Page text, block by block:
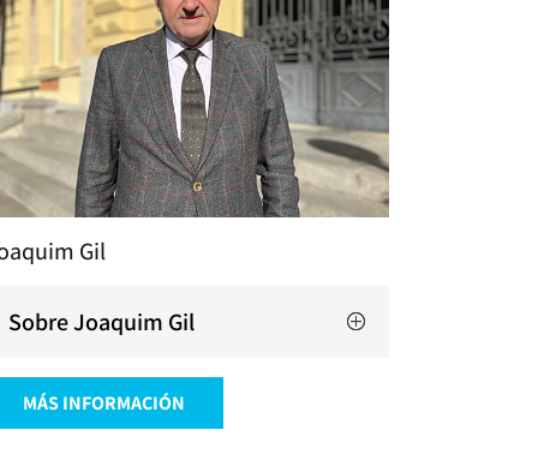
Gil
Sobre Joaquim Gil
MÁS INFORMACIÓN